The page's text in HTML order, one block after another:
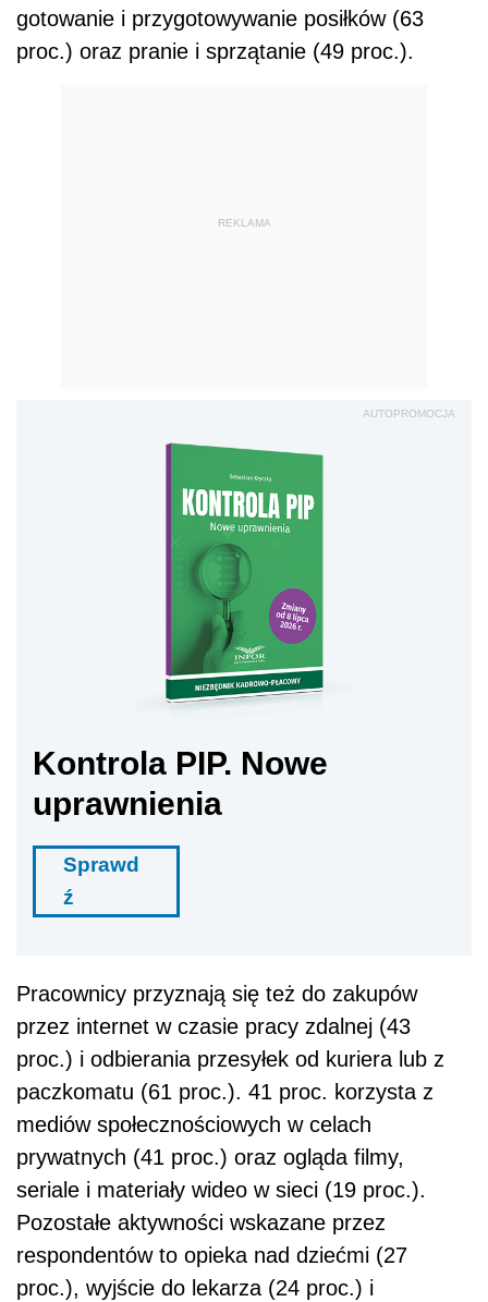
gotowanie i przygotowywanie posiłków (63
proc.) oraz pranie i sprzątanie (49 proc.).
REKLAMA
AUTOPROMOCJA
Kontrola PIP. Nowe
uprawnienia
Sprawd
ź
Pracownicy przyznają się też do zakupów
przez internet w czasie pracy zdalnej (43
proc.) i odbierania przesyłek od kuriera lub z
paczkomatu (61 proc.). 41 proc. korzysta z
mediów społecznościowych w celach
prywatnych (41 proc.) oraz ogląda filmy,
seriale i materiały wideo w sieci (19 proc.).
Pozostałe aktywności wskazane przez
respondentów to opieka nad dziećmi (27
proc.), wyjście do lekarza (24 proc.) i